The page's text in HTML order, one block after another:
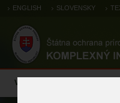
ENGLISH SLOVENSKY
Výsledky monitoringu